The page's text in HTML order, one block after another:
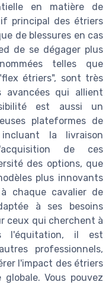
en matière de
principal des étriers
de blessures en cas
de se dégager plus
telles que
étriers", sont très
avancées qui allient
est aussi un
plateformes de
la livraison
de ces
des options, que
plus innovants
chaque cavalier de
à ses besoins
ceux qui cherchent à
l'équitation, il est
professionnels,
l'impact des étriers
Vous pouvez